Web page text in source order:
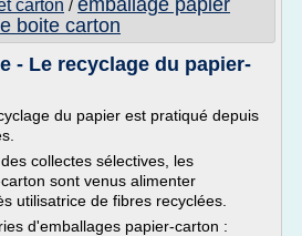
carton / emballage papier
boite carton
- Le recyclage du papier-
du papier est pratiqué depuis
collectes sélectives, les
sont venus alimenter
utilisatrice de fibres recyclées.
d'emballages papier-carton :